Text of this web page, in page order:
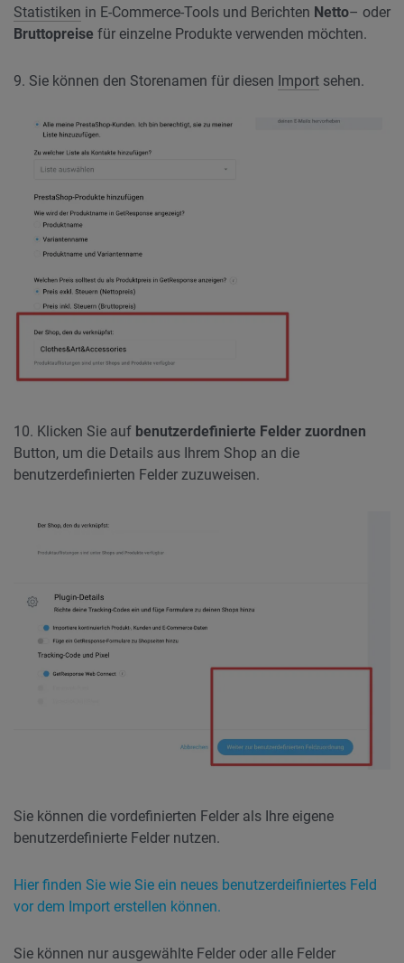
Statistiken in E-Commerce-Tools und Berichten Netto– oder
Bruttopreise für einzelne Produkte verwenden möchten.
9. Sie können den Storenamen für diesen Import sehen.
10. Klicken Sie auf benutzerdefinierte Felder zuordnen
Button, um die Details aus Ihrem Shop an die
benutzerdefinierten Felder zuzuweisen.
Sie können die vordefinierten Felder als Ihre eigene
benutzerdefinierte Felder nutzen.
Hier finden Sie wie Sie ein neues benutzerdeifiniertes Feld
vor dem Import erstellen können.
Sie können nur ausgewählte Felder oder alle Felder